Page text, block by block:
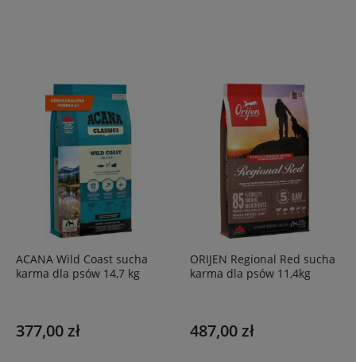
ACANA Wild Coast sucha
karma dla psów 14,7 kg
377,00 zł
ORIJEN Regional Red sucha
karma dla psów 11,4kg
487,00 zł